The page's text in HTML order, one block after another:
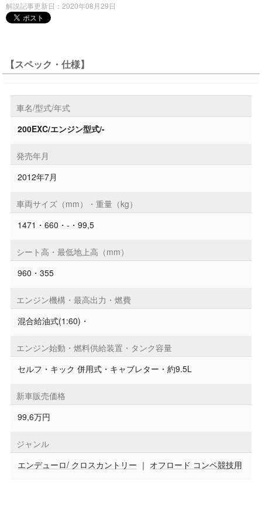
解説記事更新日：2020年08月29日
【スペック・仕様】
車名/型式/年式
200EXC/エンジン型式/-
発売年月
2012年7月
車両サイズ（mm）・重量（kg）
1471・660・-・99,5
シート高・最低地上高（mm）
960・355
エンジン機構・最高出力・燃費
混合給油式(1:60)・
エンジン始動・燃料供給装置・タンク容量
セルフ・キック 併用式・キャブレター・約9.5L
新車販売価格
99,6万円
ジャンル
エンデューロ/ クロスカントリー ｜ オフロード コンペ競技用